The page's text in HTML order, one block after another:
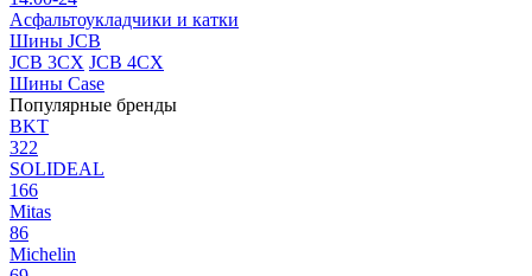
Асфальтоукладчики и катки
Шины JCB
JCB 3CX JCB 4CX
Шины Case
Популярные бренды
BKT
322
SOLIDEAL
166
Mitas
86
Michelin